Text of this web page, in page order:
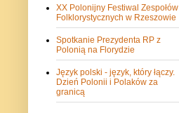
XX Polonijny Festiwal Zespołów
Folklorystycznych w Rzeszowie
Spotkanie Prezydenta RP z
Polonią na Florydzie
Język polski - język, który łączy.
Dzień Polonii i Polaków za
granicą